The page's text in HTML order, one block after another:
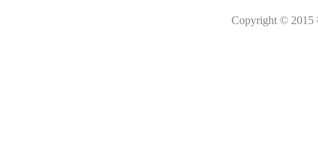
Copyright ©